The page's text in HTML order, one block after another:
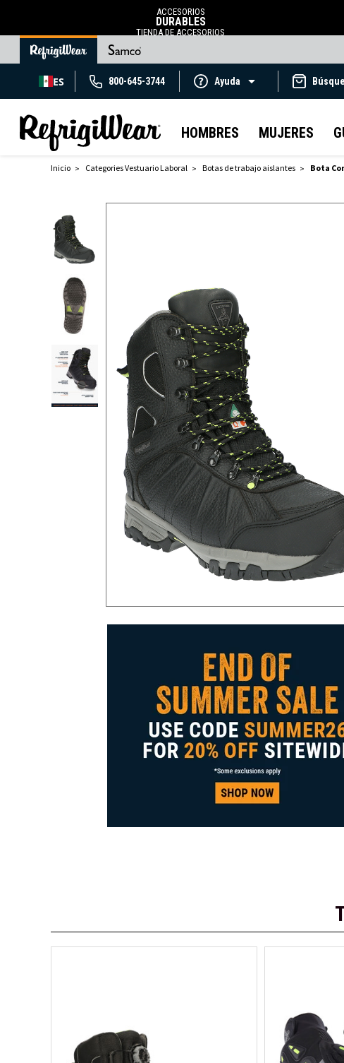
ACCESORIOS
DURABLES
TIENDA DE ACCESORIOS
ES 800-645-3744 Ayuda
HOMBRES MUJERES
Inicio Categories Vestuario Laboral Botas de trabajo aislantes Bota